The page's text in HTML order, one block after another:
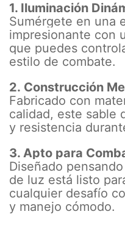
1. Iluminación
Sumérgete en una
impresionante con
que puedes
estilo de combate.
2. Construcción
Fabricado con
calidad, este sable
y resistencia
3. Apto para
Diseñado
de luz está listo
cualquier desafío
y manejo cómodo.